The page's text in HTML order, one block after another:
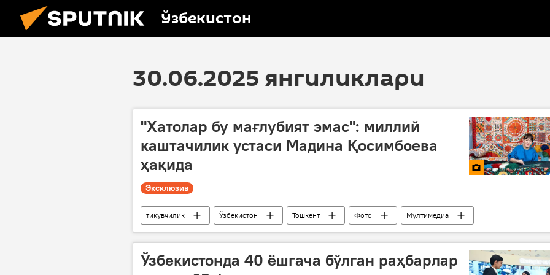
Ўзбекистон
30.06.2025 янгиликлари
"Хатолар бу мағлубият эмас": миллий
каштачилик устаси Мадина Қосимбоева
ҳақида
Эксклюзив
тикувчилик Ўзбекистон Тошкент Фото Мултимедиа
Ўзбекистонда 40 ёшгача бўлган раҳбарлар